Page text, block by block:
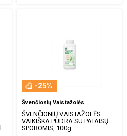
-25%
Švenčionių Vaistažolės
ŠVENČIONIŲ VAISTAŽOLĖS
VAIKIŠKA PUDRA SU PATAISŲ
SPOROMIS, 100g